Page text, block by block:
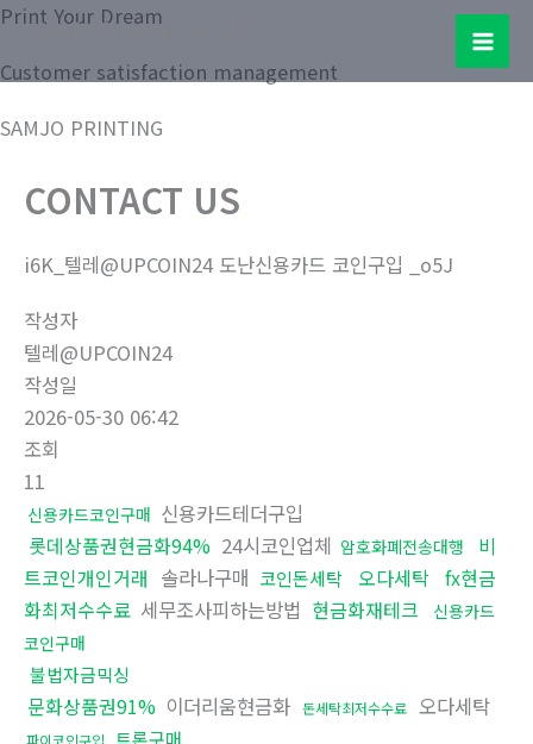
콘
츠
건
Samjo Printing Co. LTD.
Main
Print Your Dream
Customer satisfaction management
SAMJO PRINTING
CONTACT US
i6K_텔레@UPCOIN24 도난신용카드 코인구입 _o5J
작성자
텔레@UPCOIN24
작성일
2026-05-30 06:42
조회
11
신용카드코인구매 신용카드테더구입
롯데상품권현금화94% 24시코인업체 암호화폐전송대행
비
트코인개인거래 솔라나구매 코인돈세탁 오다세탁 fx현금
화최저수수료 세무조사피하는방법 현금화재테크
신용카드
코인구매
불법자금믹싱
문화상품권91% 이더리움현금화 돈세탁최저수수료 오다세탁